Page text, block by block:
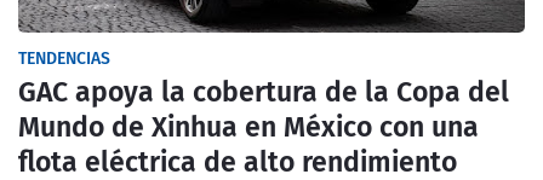
TENDENCIAS
GAC apoya la cobertura de la Copa del
Mundo de Xinhua en México con una
flota eléctrica de alto rendimiento